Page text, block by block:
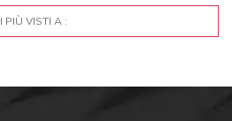
I PIÙ VISTI A :